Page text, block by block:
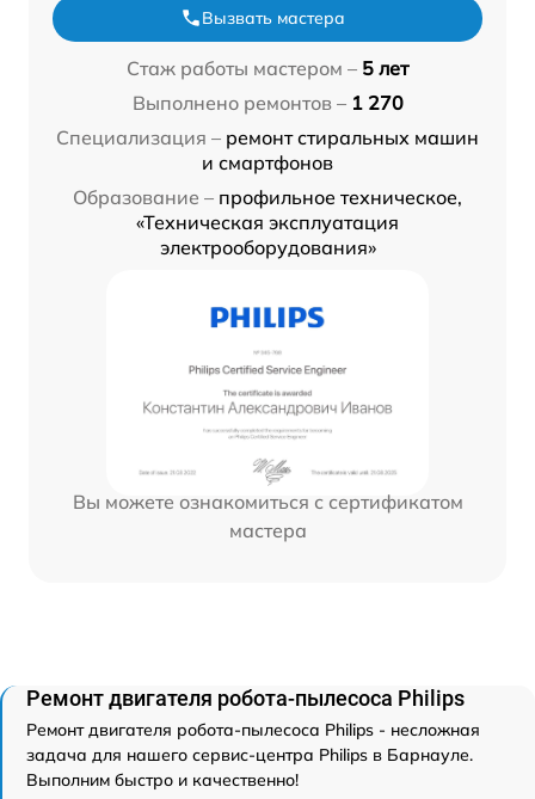
Вызвать мастера
Стаж работы мастером – 5 лет
Выполнено ремонтов – 1 270
Специализация – ремонт стиральных машин
и смартфонов
Образование – профильное техническое,
«Техническая эксплуатация
электрооборудования»
Вы можете ознакомиться с сертификатом
мастера
Ремонт двигателя робота-пылесоса Philips
Ремонт двигателя робота-пылесоса Philips - несложная
задача для нашего сервис-центра Philips в Барнауле.
Выполним быстро и качественно!